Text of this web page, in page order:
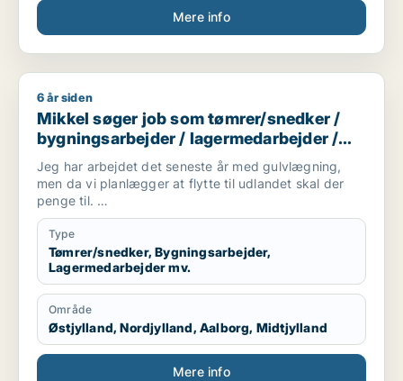
Mere info
Mikkel søger job som tømrer/snedker / bygningsarbejder
6 år siden
Mikkel søger job som tømrer/snedker /
bygningsarbejder / lagermedarbejder /
fritids medarbejder / ufaglært
Jeg har arbejdet det seneste år med gulvlægning,
men da vi planlægger at flytte til udlandet skal der
penge til.
Derfor søger jeg deltid/fuldtid indtil det hele er på
plads.
Type
Tømrer/snedker, Bygningsarbejder,
Lagermedarbejder mv.
Område
Østjylland, Nordjylland, Aalborg, Midtjylland
Mere info